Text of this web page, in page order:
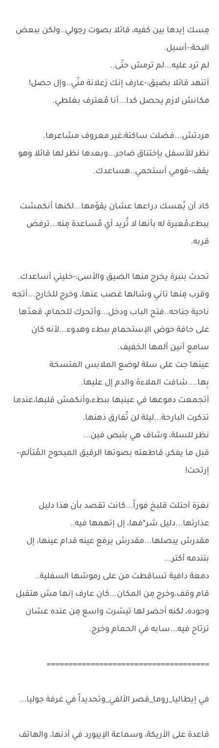
مِسك إيدها بين كفيه، قائلا بصوت رجولي..ولكن ببعض
البحة:-أسيل.
لم ترد عليه...لم ترمش حتّى..
أتنهد قائلا بضيق:-عارف إنك زعلانة منّي..وإل حصل!
مكانش لازم يحصل كدا...أنا مُعترف بغلطي.
مردتش...فضلت ساكتة،غير معروف مشاعرها.
نظر للأسفل بإختناق ضاجر...وبعدها نظر لها قائلا وهو
يقف:-قومي أستحمي..هساعدك.
كاد أن يُمسك دراعها عشان يقوّمها...لكنها أنكمشت
ببطء،مُعبرة له بأنها لا تُريد أي مُساعدة مِنه...ترفض
قربه.
تحدث بنبرة يخرج منها الضيق والأسى:-خليني أساعدك.
وقرب مِنها تاني وشالها غصب عنها، وخرج للخارج...أتجه
ناحية جناحه..فتح الباب ودخل...وأتحرك للحمام، قعدّها
على حافة حوض الإستحمام ببطء وهدوء...لأنه كان
سامع أنين ألمها الخفيف.
عينها جت على سلة لوضع الملابس المتسخة
بِها....شافت الملاءة والدم إل عليها.
أتجمعت دموعها في عينيها ببطء،وأنكمش قلبها،عندما
تذكرت البارحة...ليلة لن تُفارق ذهنها.
نظر للسلة، وشاف هي بتبص فين...
قبل ما يفكر، قاطعته بصوتها الرقيق المبحوح المُتألم:-
إرتحت!
نغزة آحتلت قلبخ فوراً...كانت تقصد بأن هذا دليل
عذارتها...دليل شر*فها، إل إتهمها فيه..
مقدرش يبصلها...مقدرش يرفع عينه قدام عينها، إل
بتندمه أكتر...
دمعة دافية تساقطت من على رموشها السفلية..
قام وقف،وخرج مِن المكان...كان عارف إنها مش هتقبل
وجوده، لكنه أحضر لها تيشرت واسع مِن عنده عشان
ترتاح فيه...سابه في الحمام وخرج.
=====================================
في إيطاليا_روما_قصر الألفي_وتحديداً في غرفة جوليا...
قاعدة على الأريكة، وسماعة الإيبورد في أذنها، والهاتف